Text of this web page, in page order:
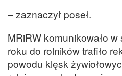
– zaznaczył poseł.
MRiRW komunikowało
roku do rolników trafiło
powodu klęsk